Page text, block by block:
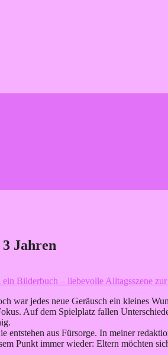
Jahren
war jedes neue Geräusch ein kleines
Auf dem Spielplatz fallen
entstehen aus Fürsorge. In meiner
Punkt immer wieder: Eltern möchten